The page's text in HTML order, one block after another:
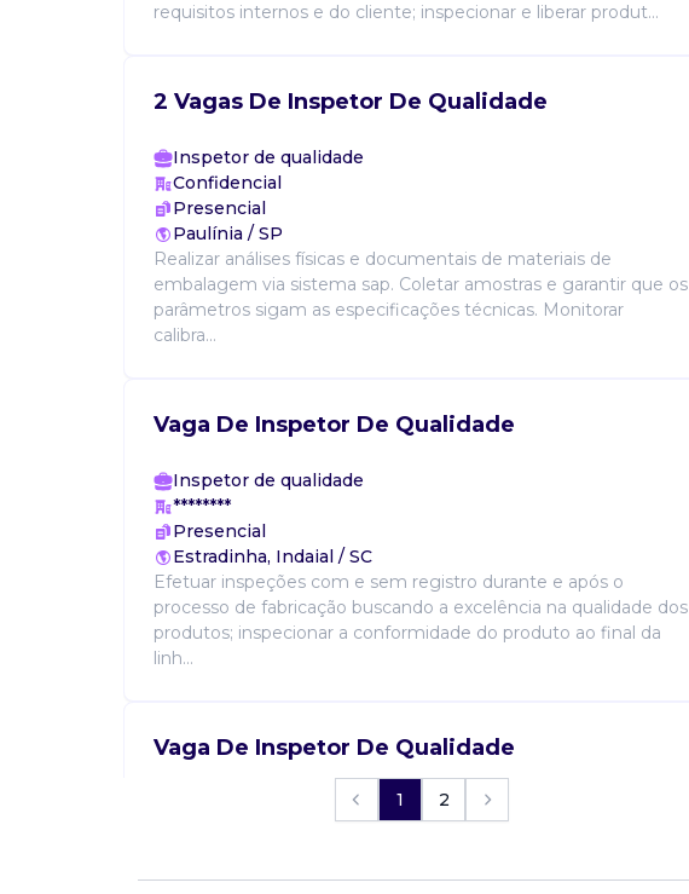
requisitos internos e do cliente; inspecionar e liberar produt...
2 Vagas De Inspetor De Qualidade
Inspetor de qualidade
Confidencial
Presencial
Paulínia / SP
Realizar análises físicas e documentais de materiais de
embalagem via sistema sap. Coletar amostras e garantir que os
parâmetros sigam as especificações técnicas. Monitorar
calibra...
Vaga De Inspetor De Qualidade
Inspetor de qualidade
********
Presencial
Estradinha, Indaial / SC
Efetuar inspeções com e sem registro durante e após o
processo de fabricação buscando a excelência na qualidade dos
produtos; inspecionar a conformidade do produto ao final da
linh...
Vaga De Inspetor De Qualidade
Inspetor de qualidade
Lagoa grande, Embu-Guaçu / SP
1 2